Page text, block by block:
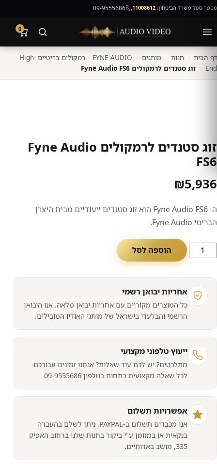
מספר ספק משרד הביטחון: 11008612
09-9555686
0
דף הבית חנות מותגים
FYNE AUDIO – רמקולים בריטיים High-
End
זוג סטנדים לרמקולים Fyne Audio FS6
זוג סטנדים לרמקולים Fyne Audio
FS6
₪5,936
ה- Fyne Audio FS6 הוא זוג סטנדים ייעודיים מבית היצרן
הבריטי Fyne Audio.
כמות
של
סטנדים
לרמקולים
Audio
FS6
הוספה לסל
אחריות יבואן רשמי
כל המוצרים מקוריים עם אחריות יבואן מלאה. אנו היבואן
הרשמי והבלעדי בישראל של מותגי האודיו המובילים.
ייעוץ טלפוני מקצועי
מתלבטים? יש לכם עוד שאלות? אנחנו זמינים עבורכם
לכל שאלה מקצועית בתחום בטלפון 09-9555686
אפשרויות תשלום
אנו מכבדים תשלום ב-PAYPAL. ניתן לשלם בהעברה
בנקאית או במזומן ע"י ביקור בחנות שלנו ברחוב האפיק
335, מושב בארותיים.